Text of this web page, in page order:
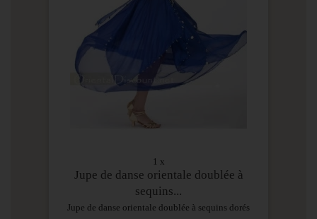
1 x
Jupe de danse orientale doublée à
sequins...
Jupe de danse orientale doublée à sequins dorés